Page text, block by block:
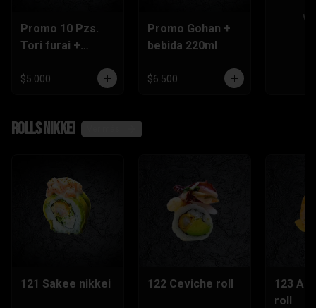
Promo 10 Pzs.
Tori furai +
$5.000
Promo Gohan +
bebida 220ml
$6.500
Rolls nikkei
121 Sakee nikkei 122 Ceviche roll
123
roll